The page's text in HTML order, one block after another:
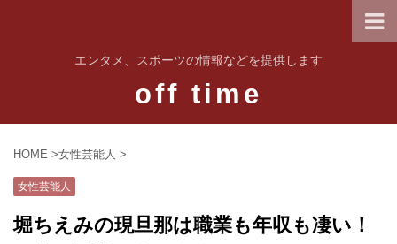
エンタメ、スポーツの情報などを提供します
off time
HOME >女性芸能人 >
女性芸能人
堀ちえみの現旦那は職業も年収も凄い！